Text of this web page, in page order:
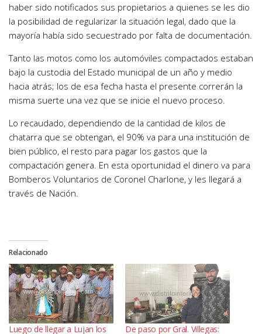
haber sido notificados sus propietarios a quienes se les dio
la posibilidad de regularizar la situación legal, dado que la
mayoría había sido secuestrado por falta de documentación.
Tanto las motos como los automóviles compactados estaban
bajo la custodia del Estado municipal de un año y medio
hacia atrás; los de esa fecha hasta el presente correrán la
misma suerte una vez que se inicie el nuevo proceso.
Lo recaudado, dependiendo de la cantidad de kilos de
chatarra que se obtengan, el 90% va para una institución de
bien público, el resto para pagar los gastos que la
compactación genera. En esta oportunidad el dinero va para
Bomberos Voluntarios de Coronel Charlone, y les llegará a
través de Nación.
Relacionado
Luego de llegar a Lujan los De paso por Gral. Villegas: